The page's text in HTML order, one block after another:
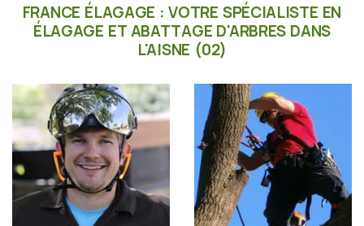
FRANCE ÉLAGAGE : VOTRE SPÉCIALISTE EN
ÉLAGAGE ET ABATTAGE D'ARBRES DANS
L'AISNE (02)